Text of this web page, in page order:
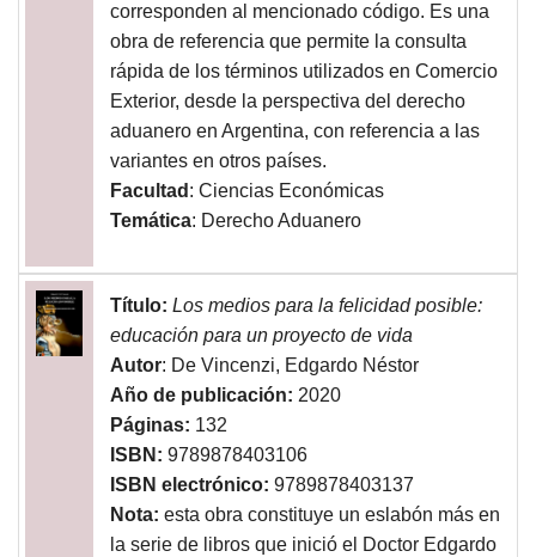
corresponden al mencionado código. Es una
obra de referencia que permite la consulta
rápida de los términos utilizados en Comercio
Exterior, desde la perspectiva del derecho
aduanero en Argentina, con referencia a las
variantes en otros países.
Facultad : Ciencias Económicas
Temática: Derecho Aduanero
Título: Los medios para la felicidad posible:
educación para un proyecto de vida
Autor: De Vincenzi, Edgardo Néstor
Año de publicación: 2020
Páginas: 132
ISBN: 9789878403106
ISBN electrónico: 9789878403137
Nota: esta obra constituye un eslabón más en
la serie de libros que inició el Doctor Edgardo